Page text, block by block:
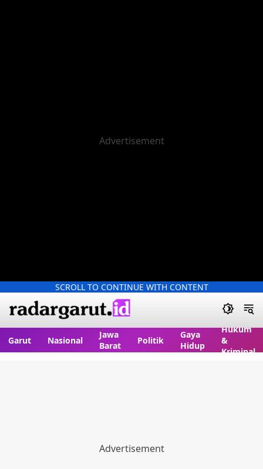
SCROLL TO CONTINUE WITH CONTENT
Garut Nasional
Jawa
Barat
Politik
Gaya
Hidup
Hukum
&
Kriminal